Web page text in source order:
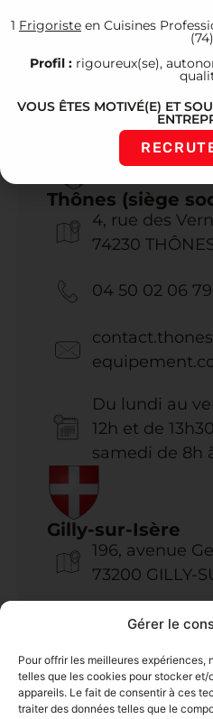
Gérer le
Pour offrir les meilleures expériences,
telles que les cookies pour stocker
appareils. Le fait de consentir à ces
traiter des données telles que le
Thônes (siège
4, rue des
74230
04 50 02 06 79
Du lundi au
12h et de
samedi de 8h
Gilly-sur-Isère
196, avenue
73200 GILLY-
04 79 37 06 07
contact.gilly@
1 Frigoriste en Cuisines
(74)
Profil : rigoureux(se),
VOUS ÊTES MOTIVÉ(E) ET